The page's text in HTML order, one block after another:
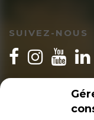
SUIVEZ-NOUS
INSCRIPTION